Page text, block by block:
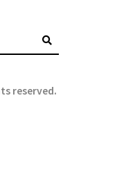
reserved.